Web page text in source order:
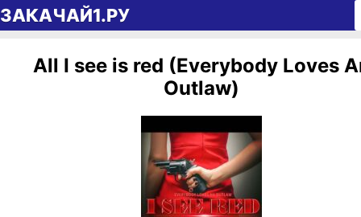
Перейти к содержимому
ЗАКАЧАЙ1.РУ
All I see is red (Everybody Loves
Outlaw)